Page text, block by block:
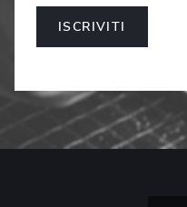
ISCRIVITI